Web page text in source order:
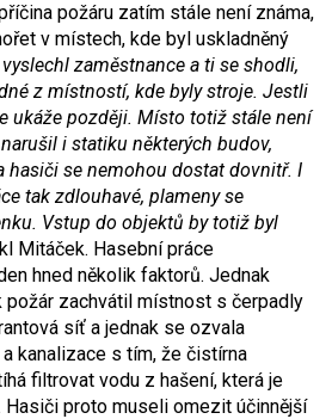
požáru zatím stále není známa,
v místech, kde byl uskladněný
zaměstnance a ti se shodli,
z místností, kde byly stroje. Jestli
ukáže později. Místo totiž stále není
i statiku některých budov,
hasiči se nemohou dostat dovnitř. I
tak zdlouhavé, plameny se
Vstup do objektů by totiž byl
Mitáček. Hasební práce
hned několik faktorů. Jednak
požár zachvátil místnost s čerpadly
síť a jednak se ozvala
kanalizace s tím, že čistírna
filtrovat vodu z hašení, která je
Hasiči proto museli omezit účinnější